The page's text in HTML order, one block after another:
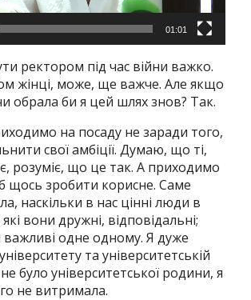
01:01
ректором під час війни важко.
жінці, може, ще важче. Але якщо
обрала би я цей шлях знов? Так.
на посаду не заради того,
свої амбіції. Думаю, що ті,
розуміє, що це так. А приходимо
щось зробити корисне. Саме
наскільки в нас цінні люди в
які вони дружні, відповідальні;
важливі одне одному. Я дуже
та університетській
було університетської родини, я
не витримала.